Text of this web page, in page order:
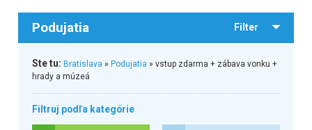
Podujatia Filter
Ste tu: Bratislava » Podujatia » vstup zdarma + zábava vonku +
hrady a múzeá
Filtruj podľa kategórie